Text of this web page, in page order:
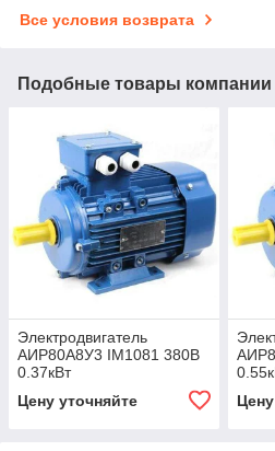
Все условия возврата
Подобные товары компании
Электродвигатель
АИР80А8У3 IM1081 380В
0.37кВт
Цену уточняйте